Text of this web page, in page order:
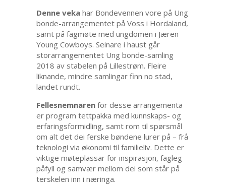
Denne vekahar Bondevennen vore på Ung
bonde-arrangementet på Voss i Hordaland,
samt på fagmøte med ungdomen i Jæren
Young Cowboys. Seinare i haust går
storarrangementet Ung bonde-samling
2018 av stabelen på Lillestrøm. Fleire
liknande, mindre samlingar finn no stad,
landet rundt.
Fellesnemnarenfor desse arrangementa
er program tettpakka med kunnskaps- og
erfaringsformidling, samt rom til spørsmål
om alt det dei ferske bøndene lurer på – frå
teknologi via økonomi til familieliv. Dette er
viktige møteplassar for inspirasjon, fagleg
påfyll og samvær mellom dei som står på
terskelen inn i næringa.